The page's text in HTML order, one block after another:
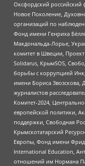
Оксфордский российский
Новое Поколение,
организаций по
Фонд имени Генриха
Макдональда-Лорье,
комитет в Швеции,
Solidarus, КрымSOS,
борьбы с коррупцией
имени Бориса Звозскова,
журналистов
Комитет-2024,
европейской политики,
поддержки, Свободная
Крымскотатарский
Европы, Фонд имени
International Education,
отношений им Нормана